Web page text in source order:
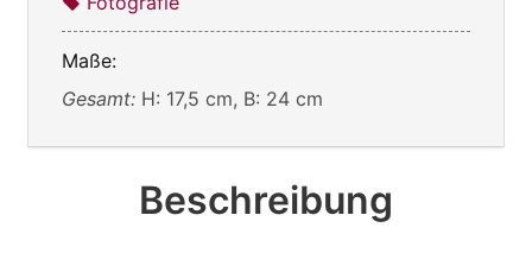
Maße:
Gesamt: H: 17,5 cm, B: 24 cm
Beschreibung